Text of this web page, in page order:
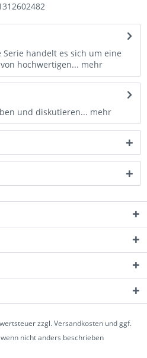
Serie handelt es sich um eine
hochwertigen... mehr
und diskutieren... mehr
zzgl.Versandkosten und ggf.
nicht anders beschrieben